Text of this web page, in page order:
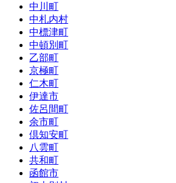
中川町
中札内村
中標津町
中頓別町
乙部町
京極町
仁木町
伊達市
佐呂間町
余市町
倶知安町
八雲町
共和町
函館市